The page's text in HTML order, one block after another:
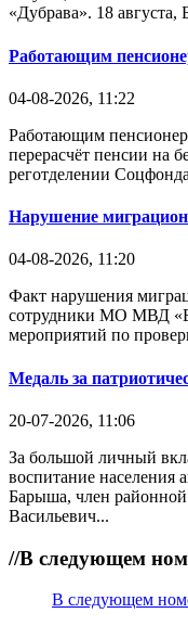
«Дубрава». 18
Работающим
04-08-2026, 11:22
Работающим
перерасчёт пенсии на
реготделении
Нарушение
04-08-2026, 11:20
Факт нарушения
сотрудники МО МВД
мероприятий по
Медаль за
20-07-2026, 11:06
За большой личный
воспитание населения
Барыша, член
Васильевич...
//В следующем
В следующем